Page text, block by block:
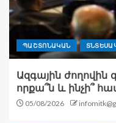
ՊԱՇՏՈՆԱԿԱՆ
Ազգային ժողովին
որքա՞ն և ինչի՞
05/08/2026